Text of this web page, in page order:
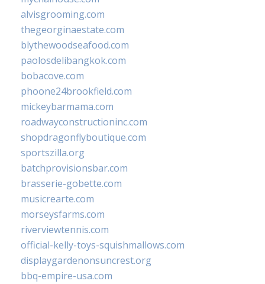
alvisgrooming.com
thegeorginaestate.com
blythewoodseafood.com
paolosdelibangkok.com
bobacove.com
phoone24brookfield.com
mickeybarmama.com
roadwayconstructioninc.com
shopdragonflyboutique.com
sportszilla.org
batchprovisionsbar.com
brasserie-gobette.com
musicrearte.com
morseysfarms.com
riverviewtennis.com
official-kelly-toys-squishmallows.com
displaygardenonsuncrest.org
bbq-empire-usa.com